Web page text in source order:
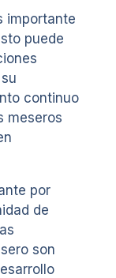
importante
puede
continuo
meseros
por
de
son